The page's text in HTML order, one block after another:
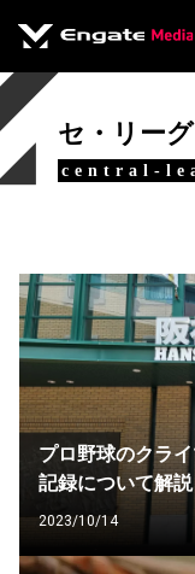
セ・リーグ
central-
プロ野球のクライ
録について解説！
2023/10/14